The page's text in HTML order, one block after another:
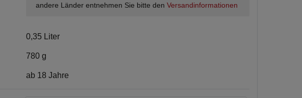
andere Länder entnehmen Sie bitte den Versandinformationen
0,35 Liter
780 g
ab 18 Jahre